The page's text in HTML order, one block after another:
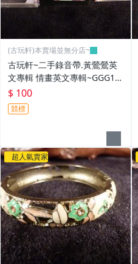
(古玩軒)本賣場並無分店~
古玩軒~二手錄音帶.黃鶯鶯英
文專輯 情畫英文專輯~GGG10
1
$ 100
競標
超人氣賣家